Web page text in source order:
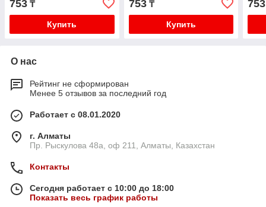
753 ₸
Купить
753₸
Купить
753
О нас
Рейтинг не сформирован
Менее 5 отзывов за последний год
Работает с 08.01.2020
г. Алматы
Пр. Рыскулова 48а, оф 211, Алматы, Казахстан
Контакты
Сегодня работает с 10:00 до 18:00
Показать весь график работы